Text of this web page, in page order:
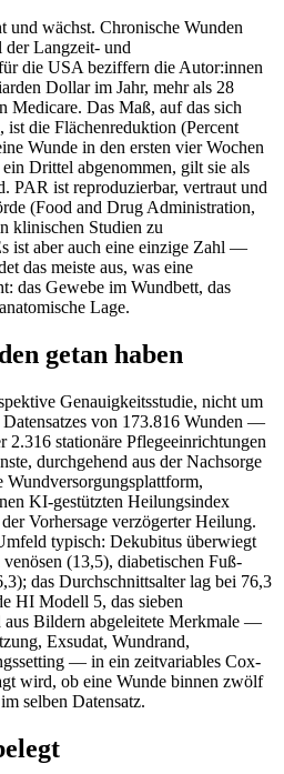
und wächst. Chronische Wunden
der Langzeit- und
die USA beziffern die Autor:innen
Dollar im Jahr, mehr als 28
Medicare. Das Maß, auf das sich
ist die Flächenreduktion (Percent
Wunde in den ersten vier Wochen
Drittel abgenommen, gilt sie als
PAR ist reproduzierbar, vertraut und
(Food and Drug Administration,
klinischen Studien zu
ist aber auch eine einzige Zahl —
das meiste aus, was eine
das Gewebe im Wundbett, das
Lage.
getan haben
Genauigkeitsstudie, nicht um
Datensatzes von 173.816 Wunden —
2.316 stationäre Pflegeeinrichtungen
durchgehend aus der Nachsorge
KI-gestützten Heilungsindex
Vorhersage verzögerter Heilung.
typisch: Dekubitus überwiegt
(13,5), diabetischen Fuß-
das Durchschnittsalter lag bei 76,3
HI Modell 5, das sieben
aus Bildern abgeleitete Merkmale —
Exsudat, Wundrand,
— in ein zeitvariables Cox-
wird, ob eine Wunde binnen zwölf
selben Datensatz.